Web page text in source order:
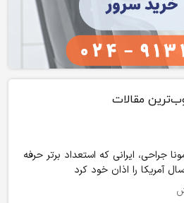
مقالات
جراحی، ایرانی که استعداد برتر حرفه
آمریکا را اذان خود کرد